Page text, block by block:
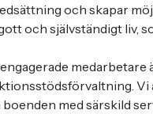
och skapar
och självständigt liv,
medarbetare
Vi
med särskild